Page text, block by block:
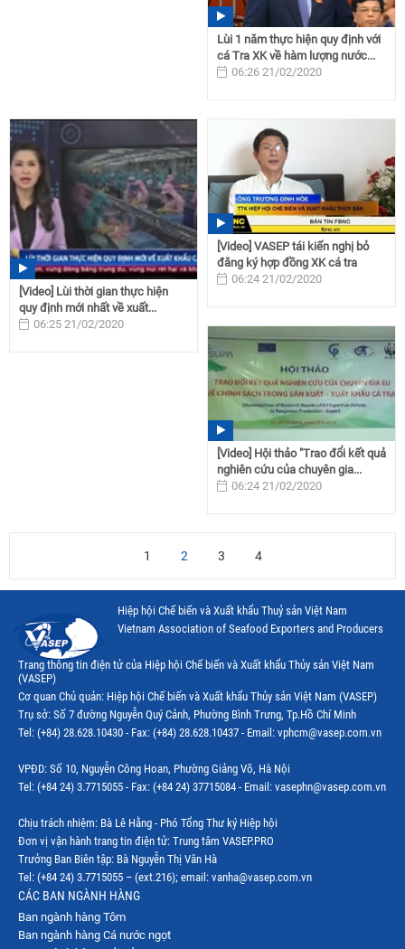
Lùi 1 năm thực hiện quy định với
cá Tra XK về hàm lượng nước...
06:26 21/02/2020
[Video] Lùi thời gian thực hiện
quy định mới nhất về xuất...
06:25 21/02/2020
[Video] VASEP tái kiến nghị bỏ
đăng ký hợp đồng XK cá tra
06:24 21/02/2020
[Video] Hội thảo "Trao đổi kết quả
nghiên cứu của chuyên gia...
06:24 21/02/2020
1 2 3 4
Hiệp hội Chế biến và Xuất khẩu Thuỷ sản Việt Nam
Vietnam Association of Seafood Exporters and Producers
Trang thông tin điện tử của Hiệp hội Chế biến và Xuất khẩu Thủy sản Việt Nam
(VASEP)
Cơ quan Chủ quản: Hiệp hội Chế biến và Xuất khẩu Thủy sản Việt Nam (VASEP)
Trụ sở: Số 7 đường Nguyễn Quý Cảnh, Phường Bình Trưng, Tp.Hồ Chí Minh
Tel: (+84) 28.628.10430 - Fax: (+84) 28.628.10437 - Email: vphcm@vasep.com.vn
VPĐD: Số 10, Nguyễn Công Hoan, Phường Giảng Võ, Hà Nội
Tel: (+84 24) 3.7715055 - Fax: (+84 24) 37715084 - Email: vasephn@vasep.com.vn
Chịu trách nhiệm: Bà Lê Hằng - Phó Tổng Thư ký Hiệp hội
Đơn vị vận hành trang tin điện tử: Trung tâm VASEP.PRO
Trưởng Ban Biên tập: Bà Nguyễn Thị Vân Hà
Tel: (+84 24) 3.7715055 – (ext.216); email: vanha@vasep.com.vn
CÁC BAN NGÀNH HÀNG
Ban ngành hàng Tôm
Ban ngành hàng Cá nước ngọt